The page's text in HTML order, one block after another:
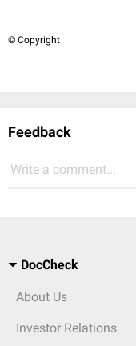
© Copyright
Feedback
Write a comment...
DocCheck
About Us
Investor Relations